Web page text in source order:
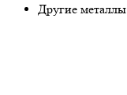
Другие металлы